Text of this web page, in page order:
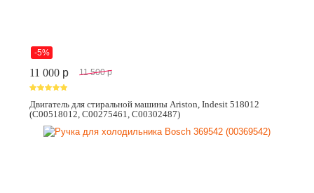
-5%
11 000 p 11 500 p
Двигатель для стиральной машины Ariston, Indesit 518012
(C00518012, C00275461, C00302487)